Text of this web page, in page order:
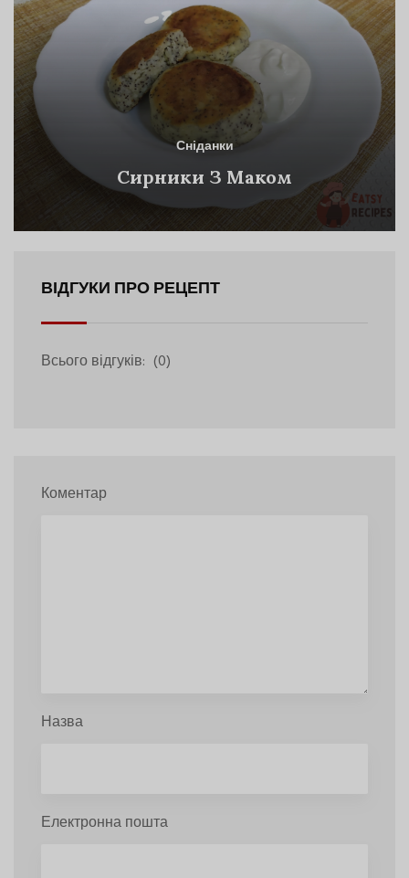
Сніданки
Сирники З Маком
ВІДГУКИ ПРО РЕЦЕПТ
Всього відгуків: (0)
Коментар
Назва
Електронна пошта